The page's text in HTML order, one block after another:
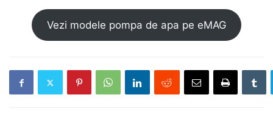
Vezi modele pompa de apa pe eMAG